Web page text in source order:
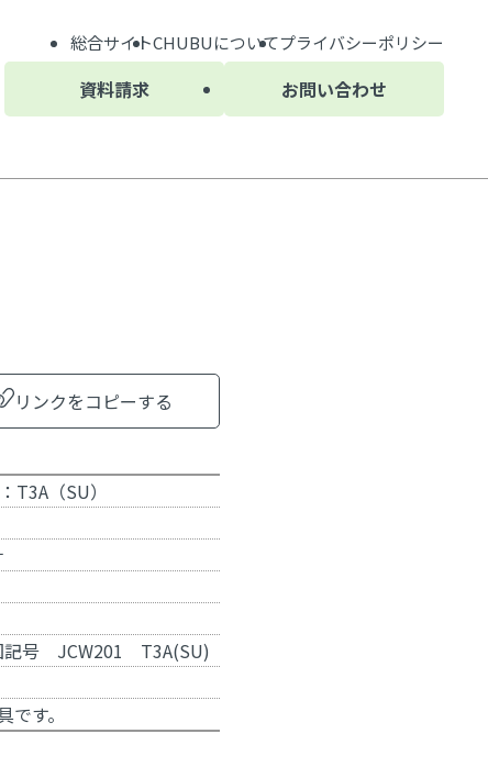
資料請求 お問い合わせ
総合サイトCHUBUについてプライバシーポリシー
リンクをコピーする
T3A（SU）
記号 JCW201 T3A(SU)
です。